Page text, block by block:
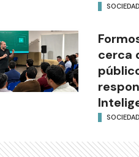
SOCIEDAD
cerca
SOCIEDAD